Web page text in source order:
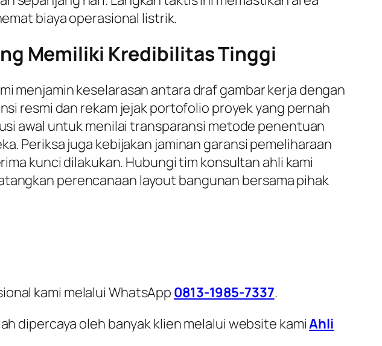
biaya operasional listrik.
Memiliki Kredibilitas Tinggi
menjamin keselarasan antara draf gambar kerja dengan
resmi dan rekam jejak portofolio proyek yang pernah
awal untuk menilai transparansi metode penentuan
Periksa juga kebijakan jaminan garansi pemeliharaan
kunci dilakukan. Hubungi tim konsultan ahli kami
perencanaan layout bangunan bersama pihak
kami melalui WhatsApp 0813-1985-7337.
dipercaya oleh banyak klien melalui website kamiAhli